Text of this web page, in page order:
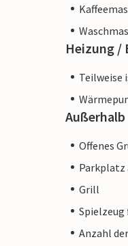
Heizung /
Teilweise
Außerhalb
Offenes
Parkplatz
Grill
Spielzeug
Anzahl